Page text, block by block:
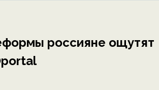
россияне ощутят